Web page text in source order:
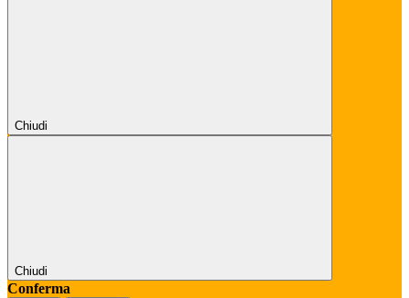
Chiudi
Chiudi
Conferma